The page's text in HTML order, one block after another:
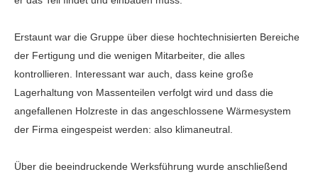
Erstaunt war die Gruppe über diese hochtechnisierten Bereiche
der Fertigung und die wenigen Mitarbeiter, die alles
kontrollieren. Interessant war auch, dass keine große
Lagerhaltung von Massenteilen verfolgt wird und dass die
angefallenen Holzreste in das angeschlossene Wärmesystem
der Firma eingespeist werden: also klimaneutral.
Über die beeindruckende Werksführung wurde anschließend